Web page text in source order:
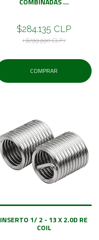
$284.135 CLP
( $299.990 CLP )
COMPRAR
INSERTO 1/ 2 - 13 X 2.0D RE
COIL